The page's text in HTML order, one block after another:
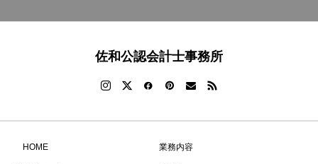
佐和公認会計士事務所
HOME 業務内容